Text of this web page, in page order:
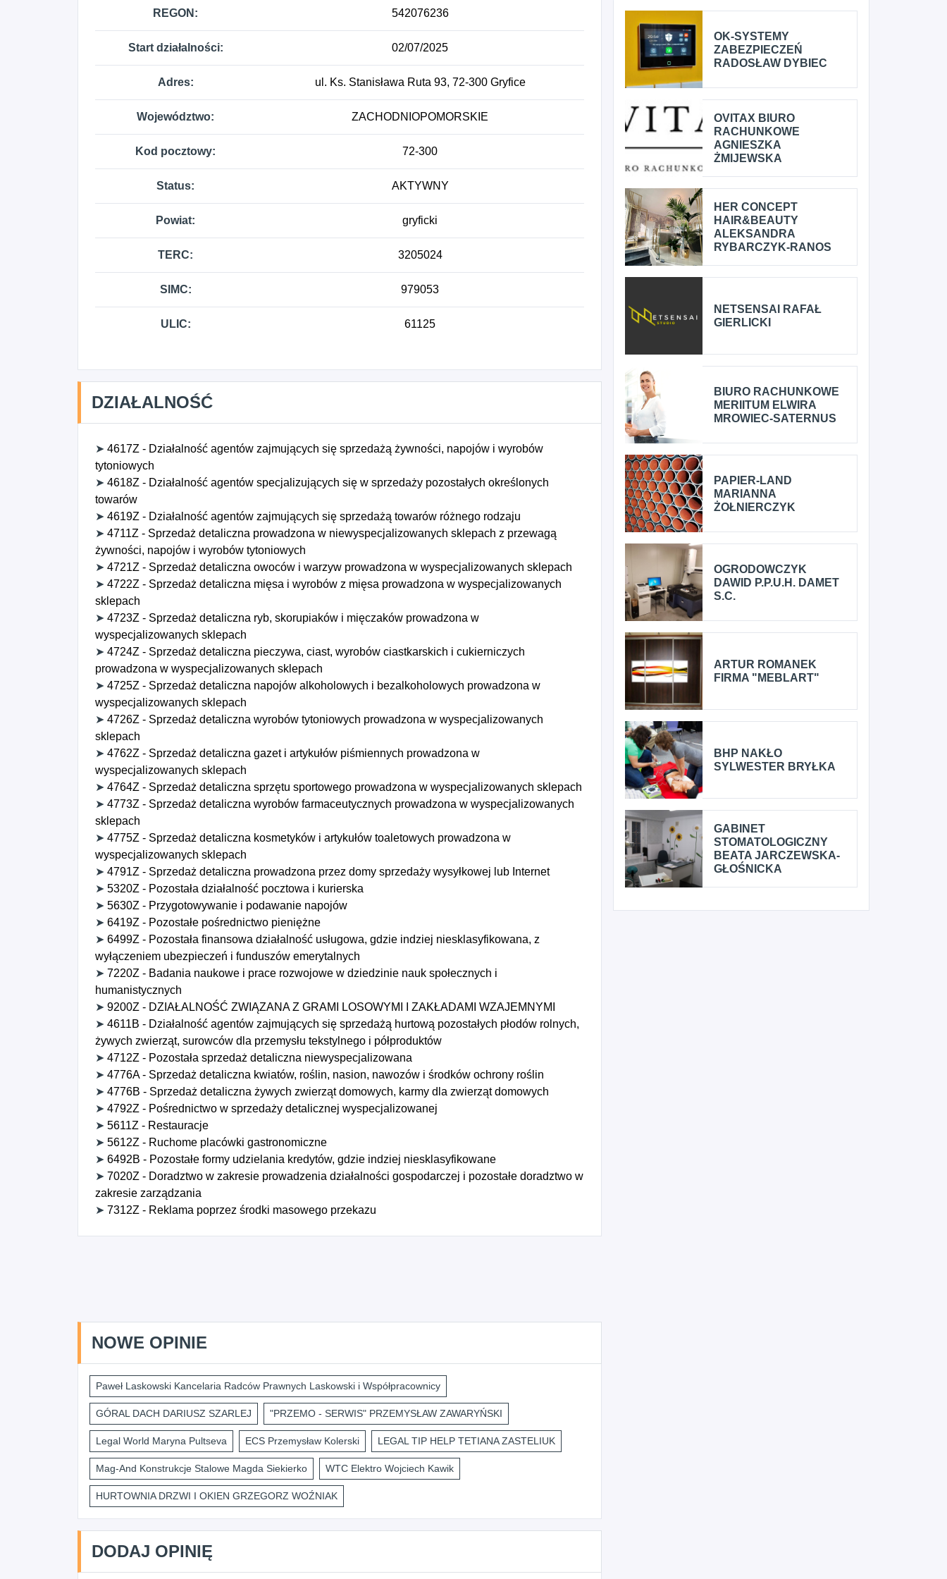
REGON: 542076236
Start działalności: 02/07/2025
Adres: ul. Ks. Stanisława Ruta 93, 72-300 Gryfice
Województwo: ZACHODNIOPOMORSKIE
Kod pocztowy: 72-300
Status: AKTYWNY
Powiat: gryficki
TERC: 3205024
SIMC: 979053
ULIC: 61125
DZIAŁALNOŚĆ
➤ 4617Z - Działalność agentów zajmujących się sprzedażą żywności, napojów i wyrobów
tytoniowych
➤ 4618Z - Działalność agentów specjalizujących się w sprzedaży pozostałych określonych
towarów
➤ 4619Z - Działalność agentów zajmujących się sprzedażą towarów różnego rodzaju
➤ 4711Z - Sprzedaż detaliczna prowadzona w niewyspecjalizowanych sklepach z przewagą
żywności, napojów i wyrobów tytoniowych
➤ 4721Z - Sprzedaż detaliczna owoców i warzyw prowadzona w wyspecjalizowanych sklepach
➤ 4722Z - Sprzedaż detaliczna mięsa i wyrobów z mięsa prowadzona w wyspecjalizowanych
sklepach
➤ 4723Z - Sprzedaż detaliczna ryb, skorupiaków i mięczaków prowadzona w
wyspecjalizowanych sklepach
➤ 4724Z - Sprzedaż detaliczna pieczywa, ciast, wyrobów ciastkarskich i cukierniczych
prowadzona w wyspecjalizowanych sklepach
➤ 4725Z - Sprzedaż detaliczna napojów alkoholowych i bezalkoholowych prowadzona w
wyspecjalizowanych sklepach
➤ 4726Z - Sprzedaż detaliczna wyrobów tytoniowych prowadzona w wyspecjalizowanych
sklepach
➤ 4762Z - Sprzedaż detaliczna gazet i artykułów piśmiennych prowadzona w
wyspecjalizowanych sklepach
➤ 4764Z - Sprzedaż detaliczna sprzętu sportowego prowadzona w wyspecjalizowanych sklepach
➤ 4773Z - Sprzedaż detaliczna wyrobów farmaceutycznych prowadzona w wyspecjalizowanych
sklepach
➤ 4775Z - Sprzedaż detaliczna kosmetyków i artykułów toaletowych prowadzona w
wyspecjalizowanych sklepach
➤ 4791Z - Sprzedaż detaliczna prowadzona przez domy sprzedaży wysyłkowej lub Internet
➤ 5320Z - Pozostała działalność pocztowa i kurierska
➤ 5630Z - Przygotowywanie i podawanie napojów
➤ 6419Z - Pozostałe pośrednictwo pieniężne
➤ 6499Z - Pozostała finansowa działalność usługowa, gdzie indziej niesklasyfikowana, z
wyłączeniem ubezpieczeń i funduszów emerytalnych
➤ 7220Z - Badania naukowe i prace rozwojowe w dziedzinie nauk społecznych i
humanistycznych
➤ 9200Z - DZIAŁALNOŚĆ ZWIĄZANA Z GRAMI LOSOWYMI I ZAKŁADAMI WZAJEMNYMI
➤ 4611B - Działalność agentów zajmujących się sprzedażą hurtową pozostałych płodów rolnych,
żywych zwierząt, surowców dla przemysłu tekstylnego i półproduktów
➤ 4712Z - Pozostała sprzedaż detaliczna niewyspecjalizowana
➤ 4776A - Sprzedaż detaliczna kwiatów, roślin, nasion, nawozów i środków ochrony roślin
➤ 4776B - Sprzedaż detaliczna żywych zwierząt domowych, karmy dla zwierząt domowych
➤ 4792Z - Pośrednictwo w sprzedaży detalicznej wyspecjalizowanej
➤ 5611Z - Restauracje
➤ 5612Z - Ruchome placówki gastronomiczne
➤ 6492B - Pozostałe formy udzielania kredytów, gdzie indziej niesklasyfikowane
➤ 7020Z - Doradztwo w zakresie prowadzenia działalności gospodarczej i pozostałe doradztwo w
zakresie zarządzania
➤ 7312Z - Reklama poprzez środki masowego przekazu
NOWE OPINIE
Paweł Laskowski Kancelaria Radców Prawnych Laskowski i Współpracownicy
GÓRAL DACH DARIUSZ SZARLEJ "PRZEMO - SERWIS" PRZEMYSŁAW ZAWARYŃSKI
Legal World Maryna Pultseva ECS Przemysław Kolerski LEGAL TIP HELP TETIANA ZASTELIUK
Mag-And Konstrukcje Stalowe Magda Siekierko WTC Elektro Wojciech Kawik
HURTOWNIA DRZWI I OKIEN GRZEGORZ WOŹNIAK
DODAJ OPINIĘ
OK-SYSTEMY
ZABEZPIECZEŃ
RADOSŁAW DYBIEC
OVITAX BIURO
RACHUNKOWE
AGNIESZKA
ŻMIJEWSKA
HER CONCEPT
HAIR&BEAUTY
ALEKSANDRA
RYBARCZYK-RANOS
NETSENSAI RAFAŁ
GIERLICKI
BIURO RACHUNKOWE
MERIITUM ELWIRA
MROWIEC-SATERNUS
PAPIER-LAND
MARIANNA
ŻOŁNIERCZYK
OGRODOWCZYK
DAWID P.P.U.H. DAMET
S.C.
ARTUR ROMANEK
FIRMA "MEBLART"
BHP NAKŁO
SYLWESTER BRYŁKA
GABINET
STOMATOLOGICZNY
BEATA JARCZEWSKA-
GŁOŚNICKA